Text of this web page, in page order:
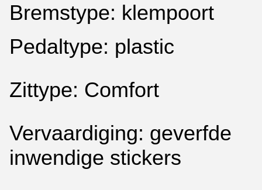
Bremstype: klempoort
Pedaltype: plastic
Zittype: Comfort
Vervaardiging: geverfde
inwendige stickers